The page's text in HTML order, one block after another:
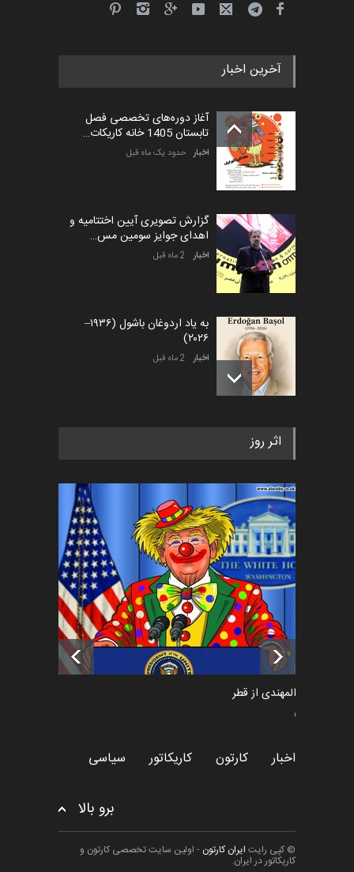
آخرین اخبار
آغاز دوره‌های تخصصی فصل
تابستان 1405 خانه کاریکات…
اخبار حدود یک ماه قبل
گزارش تصویری آیین اختتامیه و
اهدای جوایز سومین مس…
اخبار 2 ماه قبل
به یاد اردوغان باشول (۱۹۳۶–
۲۰۲۶)
اخبار 2 ماه قبل
رویداد کارگاهی کارتون و پوستر
اخبار 5 ماه قبل
فراخوان رویداد کارگاهی کارتون و
پوستر "ایران سربل…
اخبار 6 ماه قبل
تسلیت به همکار | سهراب خیری
اخبار 6 ماه قبل
اثر روز
سعد المهندی از قطر
سیاسی
اخبار کارتون کاریکاتور سیاسی
برو بالا
© کپی رایت ایران کارتون - اولین سایت تخصصی کارتون و
کاریکاتور در ایران.